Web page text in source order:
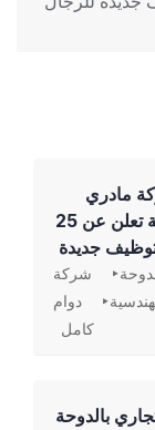
مادري
الهندسية تعلن عن 25
جديدة
شركة
دوام
كامل
بالدوحة